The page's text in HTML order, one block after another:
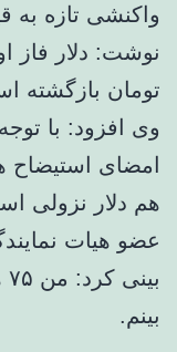
واکنشی تازه به
تومان بازگشته
وی افزود: با
امضای استیضاح
هم دلار نزولی
عضو هیات
بینم.